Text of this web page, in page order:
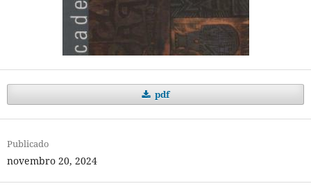
pdf
Publicado
novembro 20, 2024